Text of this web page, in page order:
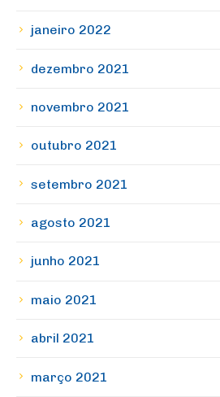
janeiro 2022
dezembro 2021
novembro 2021
outubro 2021
setembro 2021
agosto 2021
junho 2021
maio 2021
abril 2021
março 2021